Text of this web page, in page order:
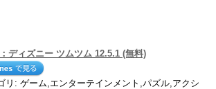
ディズニー ツムツム 12.5.1 (無料)
リ: ゲーム,エンターテインメント,パズル,アクシ